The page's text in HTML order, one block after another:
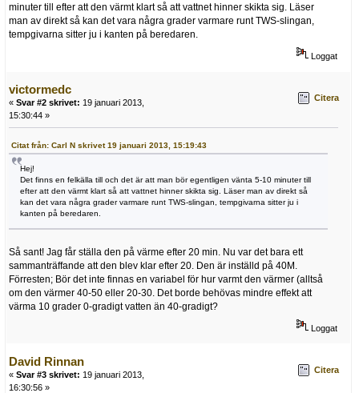
minuter till efter att den värmt klart så att vattnet hinner skikta sig. Läser
man av direkt så kan det vara några grader varmare runt TWS-slingan,
tempgivarna sitter ju i kanten på beredaren.
Loggat
victormedc
« Svar #2 skrivet: 19 januari 2013,
15:30:44 »
Citera
Citat från: Carl N skrivet 19 januari 2013, 15:19:43
Hej!
Det finns en felkälla till och det är att man bör egentligen vänta 5-10 minuter till
efter att den värmt klart så att vattnet hinner skikta sig. Läser man av direkt så
kan det vara några grader varmare runt TWS-slingan, tempgivarna sitter ju i
kanten på beredaren.
Så sant! Jag får ställa den på värme efter 20 min. Nu var det bara ett
sammanträffande att den blev klar efter 20. Den är inställd på 40M.
Förresten; Bör det inte finnas en variabel för hur varmt den värmer (alltså
om den värmer 40-50 eller 20-30. Det borde behövas mindre effekt att
värma 10 grader 0-gradigt vatten än 40-gradigt?
Loggat
David Rinnan
« Svar #3 skrivet: 19 januari 2013,
16:30:56 »
Citera